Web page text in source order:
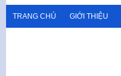
TRANG CHỦ GIỚI THIỆU